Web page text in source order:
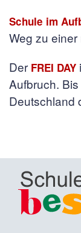
Schule im
Weg zu
Der FREI DAY
Aufbruch.
Deutschland